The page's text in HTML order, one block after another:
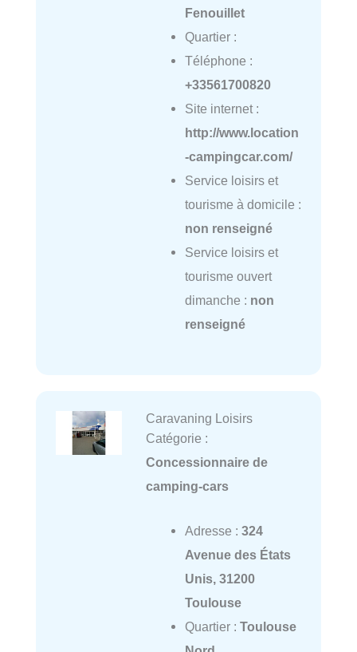
Fenouillet
Quartier :
Téléphone :
+33561700820
Site internet :
http://www.location
-campingcar.com/
Service loisirs et
tourisme à domicile :
non renseigné
Service loisirs et
tourisme ouvert
dimanche : non
renseigné
Caravaning Loisirs
Catégorie :
Concessionnaire de
camping-cars
Adresse : 324
Avenue des États
Unis, 31200
Toulouse
Quartier : Toulouse